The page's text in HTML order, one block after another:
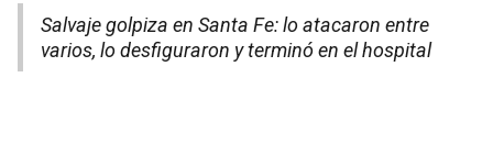
Salvaje golpiza en Santa Fe: lo atacaron entre
varios, lo desfiguraron y terminó en el hospital